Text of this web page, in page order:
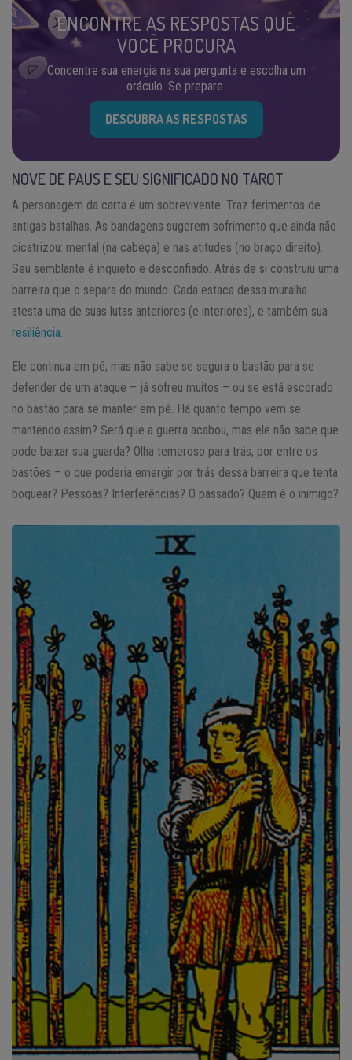
ENCONTRE AS RESPOSTAS QUE
VOCÊ PROCURA
Concentre sua energia na sua pergunta e escolha um
oráculo. Se prepare.
DESCUBRA AS RESPOSTAS
NOVE DE PAUS E SEU SIGNIFICADO NO TAROT
A personagem da carta é um sobrevivente. Traz ferimentos de
antigas batalhas. As bandagens sugerem sofrimento que ainda não
cicatrizou: mental (na cabeça) e nas atitudes (no braço direito).
Seu semblante é inquieto e desconfiado. Atrás de si construiu uma
barreira que o separa do mundo. Cada estaca dessa muralha
atesta uma de suas lutas anteriores (e interiores), e também sua
resiliência
Ele continua em pé, mas não sabe se segura o bastão para se
defender de um ataque – já sofreu muitos – ou se está escorado
no bastão para se manter em pé. Há quanto tempo vem se
mantendo assim? Será que a guerra acabou, mas ele não sabe que
pode baixar sua guarda? Olha temeroso para trás, por entre os
bastões – o que poderia emergir por trás dessa barreira que tenta
boquear? Pessoas? Interferências? O passado? Quem é o inimigo?